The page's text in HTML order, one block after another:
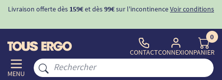
Livraison offerte dès 159€et dès99€sur l'incontinenceVoir conditions
MENU
CONTACTCONNEXION
0
PANIER